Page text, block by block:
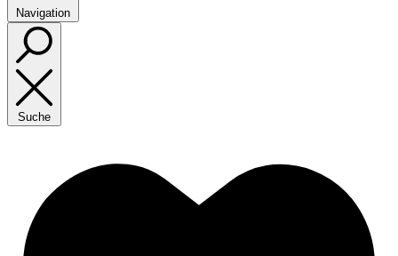
Navigation
Suche